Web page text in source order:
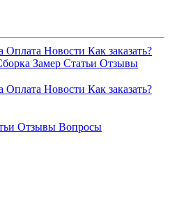
Оплата Новости Как заказать?
Замер Статьи Отзывы
Оплата Новости Как заказать?
Отзывы Вопросы